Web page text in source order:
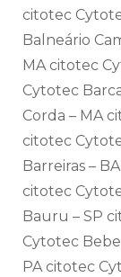
citotec
Balneário
MA citotec
Cytotec
Corda – MA
citotec
Barreiras –
citotec
Bauru – SP
Cytotec
PA citotec